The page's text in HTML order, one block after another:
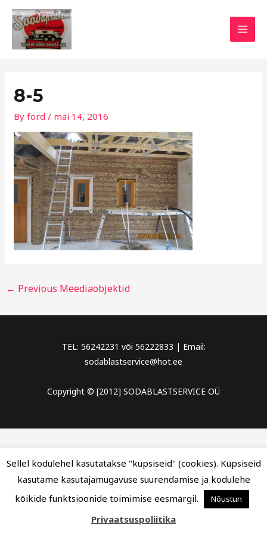
Skip
content
8-5
Byford/ mai 14, 2016
Post
navigation
← Previous Meediaobjektid
TEL: 56242231 või 56222833 | Email:
sodablastservice@hot.ee
Copyright © [2012] SODABLASTSERVICE OÜ
Sellel kodulehel kasutatakse "küpsiseid" (cookies). Küpsiseid
kasutame kasutajamugavuse suurendamise ja kodulehe
kõikide funktsioonide toimimise eesmärgil.
Nõustun
Privaatsuspoliitika